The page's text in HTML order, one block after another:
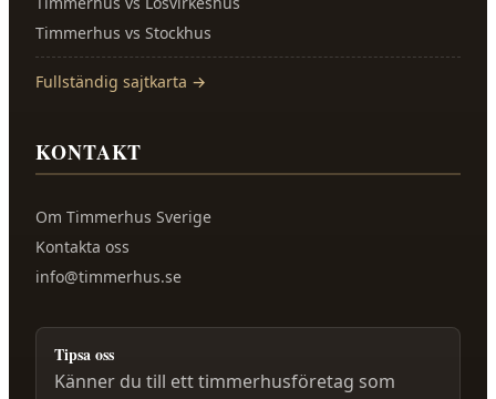
Timmerhus vs Stockhus
Fullständig sajtkarta →
KONTAKT
Om Timmerhus Sverige
Kontakta oss
info@timmerhus.se
Tipsa oss
Känner du till ett timmerhusföretag som